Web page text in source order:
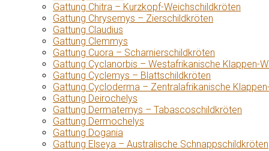
Gattung Chitra – Kurzkopf-Weichschildkröten
Gattung Chrysemys – Zierschildkröten
Gattung Claudius
Gattung Clemmys
Gattung Cuora – Scharnierschildkröten
Gattung Cyclanorbis – Westafrikanische Klappen-
Gattung Cyclemys – Blattschildkröten
Gattung Cycloderma – Zentralafrikanische
Gattung Deirochelys
Gattung Dermatemys – Tabascoschildkröten
Gattung Dermochelys
Gattung Dogania
Gattung Elseya – Australische Schnappschildkröten